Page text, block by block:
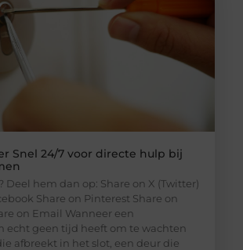
Snel 24/7 voor directe hulp bij
Deel hem dan op: Share on X (Twitter)
Share on Pinterest Share on
on Email Wanneer een
echt geen tijd heeft om te wachten
afbreekt in het slot, een deur die